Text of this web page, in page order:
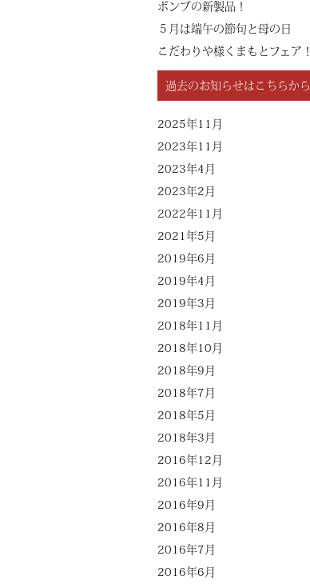
ボンブの新製品！
５月は端午の節句と母の日
こだわりや様くまもとフェア！
過去のお知らせはこちらから
2025年11月
2023年11月
2023年4月
2023年2月
2022年11月
2021年5月
2019年6月
2019年4月
2019年3月
2018年11月
2018年10月
2018年9月
2018年7月
2018年5月
2018年3月
2016年12月
2016年11月
2016年9月
2016年8月
2016年7月
2016年6月